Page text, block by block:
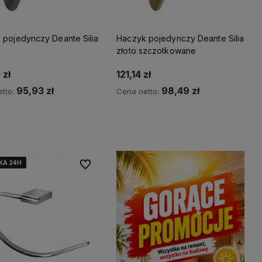
pojedynczy Deante Silia
95,93 zł
Haczyk pojedynczy Deante Silia
złoto szczotkowane
121,14 zł
Cena netto: 98,49 zł
24H
24H
24H
24H
24H Do ulubionych